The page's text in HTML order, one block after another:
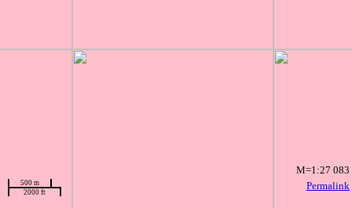
Permalink
500 m
2000 ft
M=1:27 083